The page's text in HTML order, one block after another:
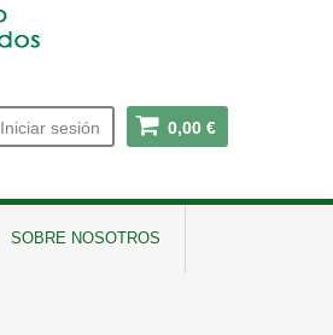
0,00 €
Iniciar sesión
SOBRE NOSOTROS